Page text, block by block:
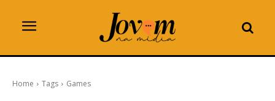
Home Tags Games